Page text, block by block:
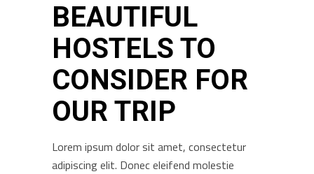
BEAUTIFUL
HOSTELS TO
CONSIDER FOR
OUR TRIP
Lorem ipsum dolor sit amet, consectetur
adipiscing elit. Donec eleifend molestie